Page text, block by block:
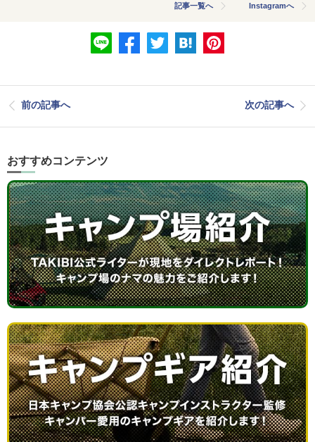
記事一覧へ Instagramへ
前の記事へ 次の記事へ
おすすめコンテンツ